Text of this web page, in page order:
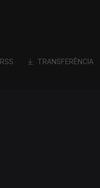
RSS TRANSFERÊNCIA